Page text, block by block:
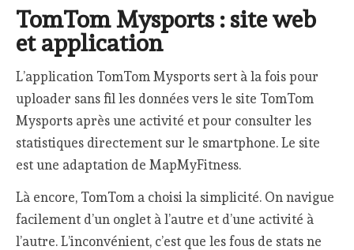
TomTom Mysports : site web
et application
L’application TomTom Mysports sert à la fois pour
uploader sans fil les données vers le site TomTom
Mysports après une activité et pour consulter les
statistiques directement sur le smartphone. Le site
est une adaptation de MapMyFitness.
Là encore, TomTom a choisi la simplicité. On navigue
facilement d’un onglet à l’autre et d’une activité à
l’autre. L’inconvénient, c’est que les fous de stats ne